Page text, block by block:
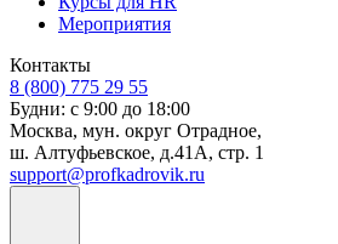
Мероприятия
Контакты
8 (800) 775 29 55
Будни: с 9:00 до 18:00
Москва, мун. округ Отрадное,
ш. Алтуфьевское, д.41А, стр. 1
support@profkadrovik.ru